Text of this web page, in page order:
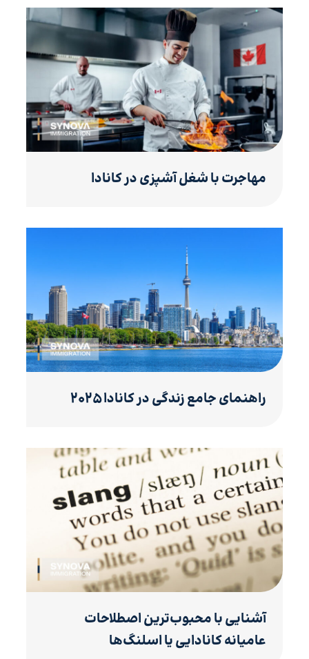
مهاجرت با شغل آشپزی در کانادا
راهنمای جامع زندگی در کانادا ۲۰۲۵
آشنایی با محبوب‌ترین اصطلاحات
عامیانه کانادایی یا اسلنگ‌ها